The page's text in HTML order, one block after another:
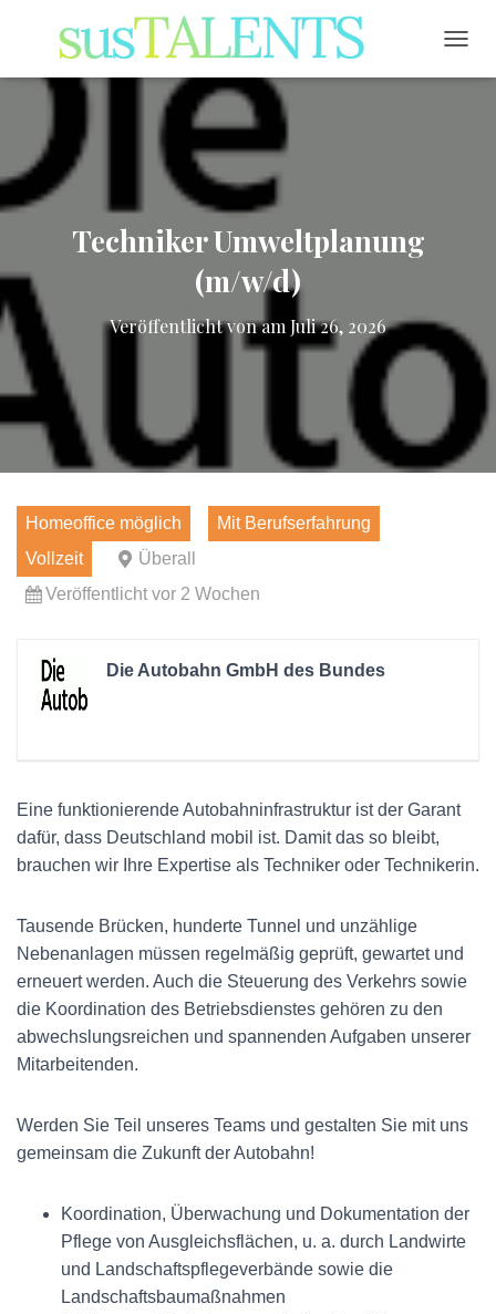
Techniker Umweltplanung
(m/w/d)
Veröffentlicht vonam Juli 26, 2026
Homeoffice möglich
Mit Berufserfahrung
Vollzeit
Überall
Veröffentlicht vor 2 Wochen
Die Autobahn GmbH des Bundes
Eine funktionierende Autobahn­infrastruktur ist der Garant
dafür, dass Deutschland mobil ist. Damit das so bleibt,
brauchen wir Ihre Expertise als Techniker oder Technikerin.
Tausende Brücken, hunderte Tunnel und unzählige
Neben­anlagen müssen regelmäßig geprüft, gewartet und
erneuert werden. Auch die Steuerung des Verkehrs sowie
die Koordination des Betriebs­dienstes gehören zu den
abwechslungs­reichen und spannenden Aufgaben unserer
Mitarbeitenden.
Werden Sie Teil unseres Teams und gestalten Sie mit uns
gemein­sam die Zukunft der Autobahn!
Koordination, Überwachung und Dokumentation der
Pflege von Ausgleichs­flächen, u. a. durch Landwirte
und Landschafts­pflegeverbände sowie die
Landschafts­baumaßnahmen